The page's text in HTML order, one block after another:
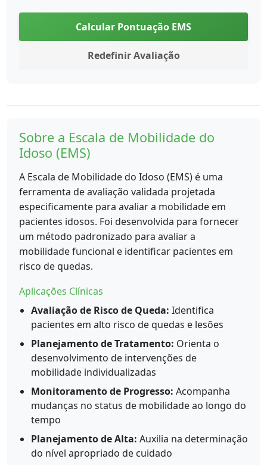
Calcular Pontuação EMS
Redefinir Avaliação
Sobre a Escala de Mobilidade do
Idoso (EMS)
A Escala de Mobilidade do Idoso (EMS) é uma
ferramenta de avaliação validada projetada
especificamente para avaliar a mobilidade em
pacientes idosos. Foi desenvolvida para fornecer
um método padronizado para avaliar a
mobilidade funcional e identificar pacientes em
risco de quedas.
Aplicações Clínicas
Avaliação de Risco de Queda: Identifica
pacientes em alto risco de quedas e lesões
Planejamento de Tratamento: Orienta o
desenvolvimento de intervenções de
mobilidade individualizadas
Monitoramento de Progresso: Acompanha
mudanças no status de mobilidade ao longo do
tempo
Planejamento de Alta: Auxilia na determinação
do nível apropriado de cuidado